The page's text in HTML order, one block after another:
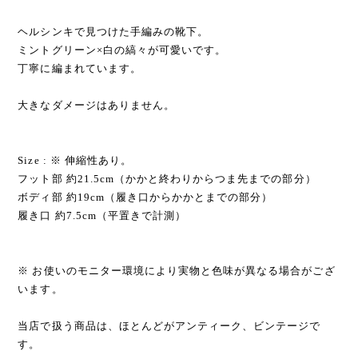
ヘルシンキで見つけた手編みの靴下。
ミントグリーン×白の縞々が可愛いです。
丁寧に編まれています。
大きなダメージはありません。
Size : ※ 伸縮性あり。
フット部 約21.5cm（かかと終わりからつま先までの部分）
ボディ部 約19cm（履き口からかかとまでの部分）
履き口 約7.5cm（平置きで計測）
※ お使いのモニター環境により実物と色味が異なる場合がござ
います。
当店で扱う商品は、ほとんどがアンティーク、ビンテージで
す。